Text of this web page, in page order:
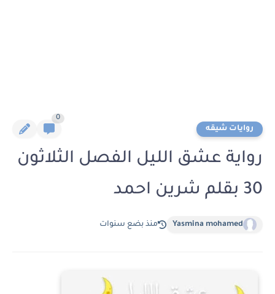
روايات شيقه
0
رواية عشق الليل الفصل الثلاثون
30 بقلم شرين احمد
Yasmina mohamed منذ بضع سنوات